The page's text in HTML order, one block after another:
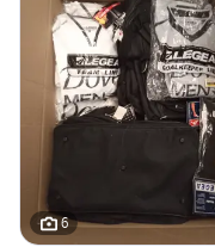
6